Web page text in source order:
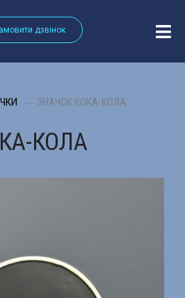
дзвінок
ЗНАЧОК КОКА-КОЛА
КОЛА